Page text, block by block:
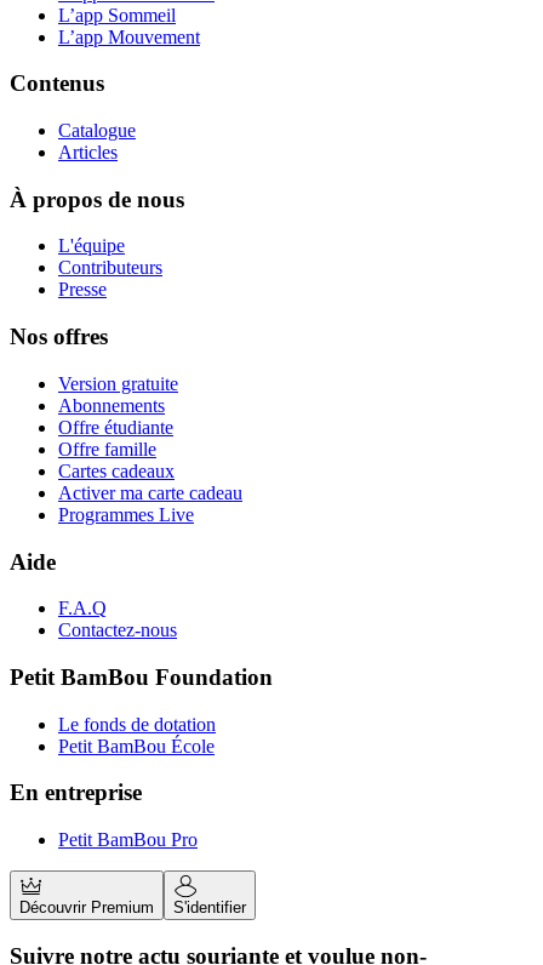
L’app Sommeil
L’app Mouvement
Contenus
Catalogue
Articles
À propos de nous
L'équipe
Contributeurs
Presse
Nos offres
Version gratuite
Abonnements
Offre étudiante
Offre famille
Cartes cadeaux
Activer ma carte cadeau
Programmes Live
Aide
F.A.Q
Contactez-nous
Petit BamBou Foundation
Le fonds de dotation
Petit BamBou École
En entreprise
Petit BamBou Pro
Découvrir Premium S'identifier
Suivre notre actu souriante et voulue non-